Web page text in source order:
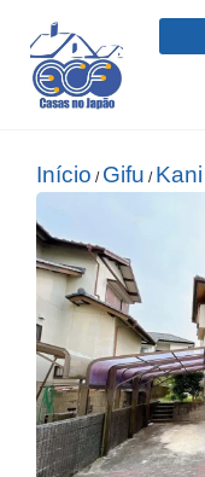
Início / Gifu / Kani